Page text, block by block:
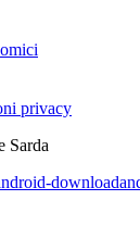
privacy
Sarda